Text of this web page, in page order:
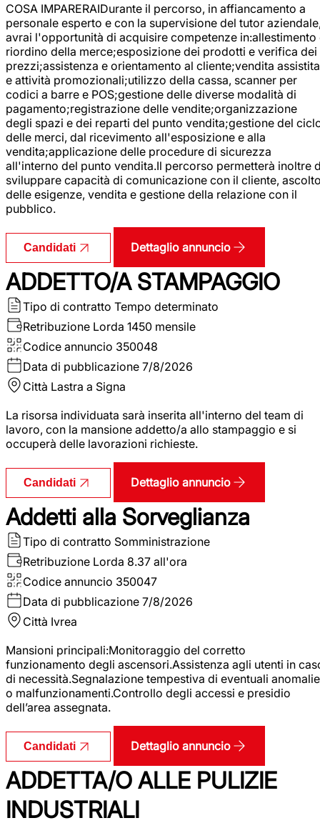
COSA IMPARERAIDurante il percorso, in affiancamento a
personale esperto e con la supervisione del tutor
avrai l'opportunità di acquisire competenze in:allestimento
riordino della merce;esposizione dei prodotti e verifica dei
prezzi;assistenza e orientamento al cliente;vendita assistita
e attività promozionali;utilizzo della cassa, scanner per
codici a barre e POS;gestione delle diverse modalità di
pagamento;registrazione delle vendite;organizzazione
degli spazi e dei reparti del punto vendita;gestione del
delle merci, dal ricevimento all'esposizione e alla
vendita;applicazione delle procedure di sicurezza
all'interno del punto vendita.Il percorso permetterà inoltre
sviluppare capacità di comunicazione con il cliente,
delle esigenze, vendita e gestione della relazione con il
pubblico.
Candidati Dettaglio annuncio
ADDETTO/A STAMPAGGIO
Tipo di contratto Tempo determinato
Retribuzione Lorda 1450 mensile
Codice annuncio 350048
Data di pubblicazione 7/8/2026
Città Lastra a Signa
La risorsa individuata sarà inserita all'interno del team di
lavoro, con la mansione addetto/a allo stampaggio e si
occuperà delle lavorazioni richieste.
Candidati Dettaglio annuncio
Addetti alla Sorveglianza
Tipo di contratto Somministrazione
Retribuzione Lorda 8.37 all'ora
Codice annuncio 350047
Data di pubblicazione 7/8/2026
Città Ivrea
Mansioni principali:Monitoraggio del corretto
funzionamento degli ascensori.Assistenza agli utenti in
di necessità.Segnalazione tempestiva di eventuali anomalie
o malfunzionamenti.Controllo degli accessi e presidio
dell’area assegnata.
Candidati Dettaglio annuncio
ADDETTA/O ALLE PULIZIE
INDUSTRIALI